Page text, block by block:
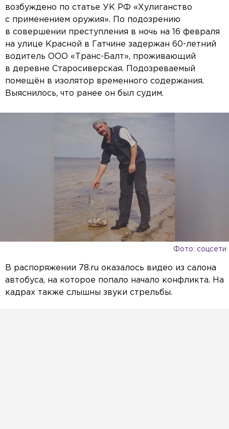
возбуждено по статье УК РФ «Хулиганство
с применением оружия». По подозрению
в совершении преступления в ночь на 16 февраля
на улице Красной в Гатчине задержан 60-летний
водитель ООО «Транс-Балт», проживающий
в деревне Старосиверская. Подозреваемый
помещён в изолятор временного содержания.
Выяснилось, что ранее он был судим.
Фото: соцсети
В распоряжении 78.ru оказалось видео из салона
автобуса, на которое попало начало конфликта. На
кадрах также слышны звуки стрельбы.